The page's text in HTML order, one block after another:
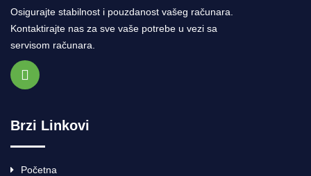
Osigurajte stabilnost i pouzdanost vašeg računara.
Kontaktirajte nas za sve vaše potrebe u vezi sa
servisom računara.
Brzi Linkovi
Početna